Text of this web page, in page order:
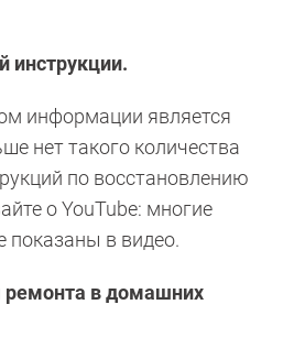
инструкции.
информации является
нет такого количества
по восстановлению
о YouTube: многие
в видео.
в домашних